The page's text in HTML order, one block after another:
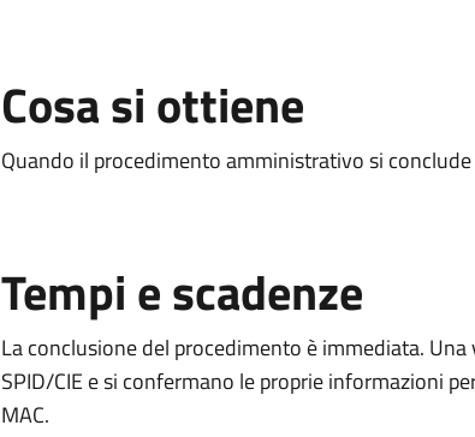
Cosa si ottiene
Quando il procedimento amministrativo si
Tempi e scadenze
La conclusione del procedimento è immediata.
SPID/CIE e si confermano le proprie informazioni
MAC.